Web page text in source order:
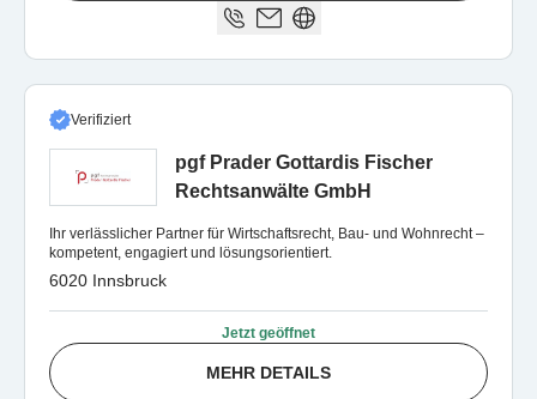
Verifiziert
pgf Prader Gottardis Fischer
Rechtsanwälte GmbH
Ihr verlässlicher Partner für Wirtschaftsrecht, Bau- und Wohnrecht –
kompetent, engagiert und lösungsorientiert.
6020 Innsbruck
Jetzt geöffnet
MEHR DETAILS